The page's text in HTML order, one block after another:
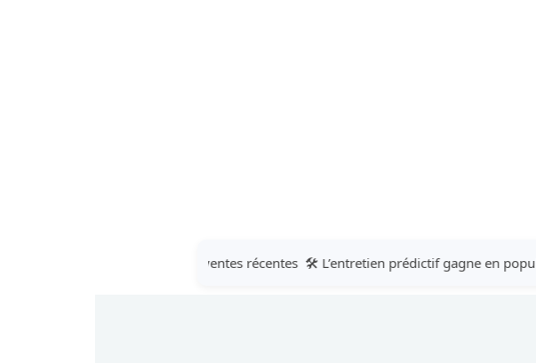
compacts dominent les ventes récentes 🛠️ L’entretien prédictif gagne en popularité